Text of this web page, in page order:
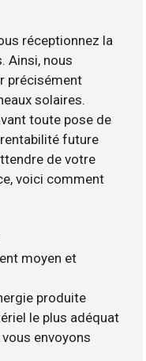
réceptionnez la
Ainsi, nous
précisément
solaires.
toute pose de
future
de votre
voici comment
moyen et
produite
le plus adéquat
envoyons